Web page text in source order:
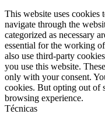
This website uses
navigate through the
categorized as necessary
essential for the working
also use third-party
you use this website.
only with your consent.
cookies. But opting out of
browsing experience.
Técnicas